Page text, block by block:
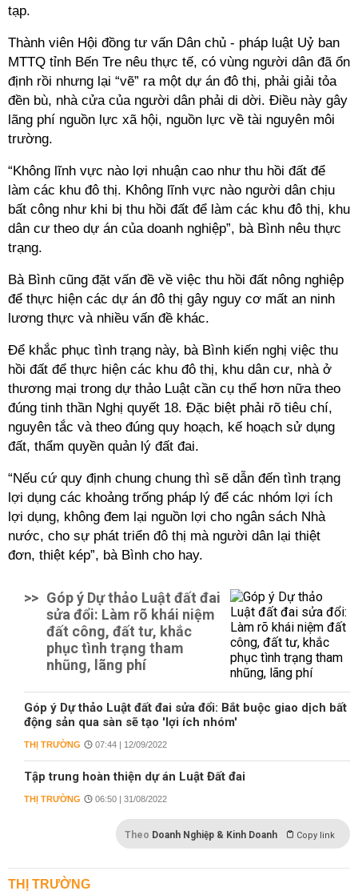
tạp.
Thành viên Hội đồng tư vấn Dân chủ - pháp luật Uỷ ban
MTTQ tỉnh Bến Tre nêu thực tế, có vùng người dân đã ổn
định rồi nhưng lại “vẽ” ra một dự án đô thị, phải giải tỏa
đền bù, nhà cửa của người dân phải di dời. Điều này gây
lãng phí nguồn lực xã hội, nguồn lực về tài nguyên môi
trường.
“Không lĩnh vực nào lợi nhuận cao như thu hồi đất để
làm các khu đô thị. Không lĩnh vực nào người dân chịu
bất công như khi bị thu hồi đất để làm các khu đô thị, khu
dân cư theo dự án của doanh nghiệp”, bà Bình nêu thực
trạng.
Bà Bình cũng đặt vấn đề về việc thu hồi đất nông nghiệp
để thực hiện các dự án đô thị gây nguy cơ mất an ninh
lương thực và nhiều vấn đề khác.
Để khắc phục tình trạng này, bà Bình kiến nghị việc thu
hồi đất để thực hiện các khu đô thị, khu dân cư, nhà ở
thương mại trong dự thảo Luật cần cụ thể hơn nữa theo
đúng tinh thần Nghị quyết 18. Đặc biệt phải rõ tiêu chí,
nguyên tắc và theo đúng quy hoạch, kế hoạch sử dụng
đất, thẩm quyền quản lý đất đai.
“Nếu cứ quy định chung chung thì sẽ dẫn đến tình trạng
lợi dụng các khoảng trống pháp lý để các nhóm lợi ích
lợi dụng, không đem lại nguồn lợi cho ngân sách Nhà
nước, cho sự phát triển đô thị mà người dân lại thiệt
đơn, thiệt kép”, bà Bình cho hay.
>> Góp ý Dự thảo Luật đất đai
sửa đổi: Làm rõ khái niệm
đất công, đất tư, khắc
phục tình trạng tham
nhũng, lãng phí
Góp ý Dự thảo Luật đất đai sửa đổi: Bắt buộc giao dịch bất
động sản qua sàn sẽ tạo 'lợi ích nhóm'
THỊ TRƯỜNG 07:44 | 12/09/2022
Tập trung hoàn thiện dự án Luật Đất đai
THỊ TRƯỜNG 06:50 | 31/08/2022
Theo Doanh Nghiệp & Kinh Doanh Copy link
THỊ TRƯỜNG